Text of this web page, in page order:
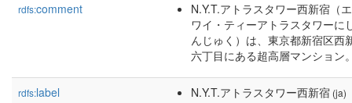
rdfs:comment
N.Y.T.アトラスタワー西新宿（
ワイ・ティーアトラスタワーに
んじゅく）は、東京都新宿区西
六丁目にある超高層マンション
rdfs:label N.Y.T.アトラスタワー西新宿 (ja)